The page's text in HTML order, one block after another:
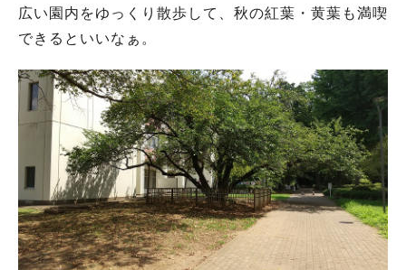
広い園内をゆっくり散歩して、秋の紅葉・黄葉も満喫
できるといいなぁ。